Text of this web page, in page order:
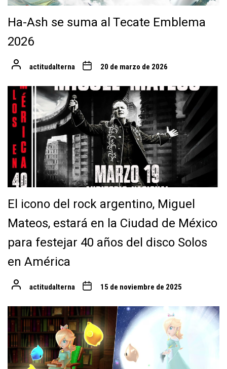
Ha-Ash se suma al Tecate Emblema
2026
actitudalterna 20 de marzo de 2026
El icono del rock argentino, Miguel
Mateos, estará en la Ciudad de México
para festejar 40 años del disco Solos
en América
actitudalterna 15 de noviembre de 2025